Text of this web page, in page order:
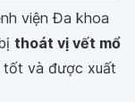
viện Đa khoa
thoát vị vết mổ
tốt và được xuất